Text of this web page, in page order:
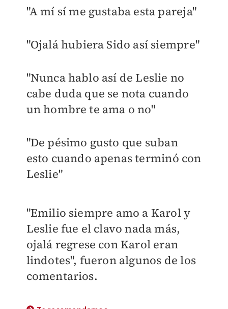
"A mí sí me gustaba esta pareja"
"Ojalá hubiera Sido así siempre"
"Nunca hablo así de Leslie no
cabe duda que se nota cuando
un hombre te ama o no"
"De pésimo gusto que suban
esto cuando apenas terminó con
Leslie"
"Emilio siempre amo a Karol y
Leslie fue el clavo nada más,
ojalá regrese con Karol eran
lindotes", fueron algunos de los
comentarios.